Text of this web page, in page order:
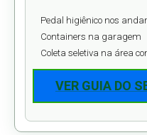
Pedal higiênico nos
Containers na garagem
Coleta seletiva na área
VER GUIA DO